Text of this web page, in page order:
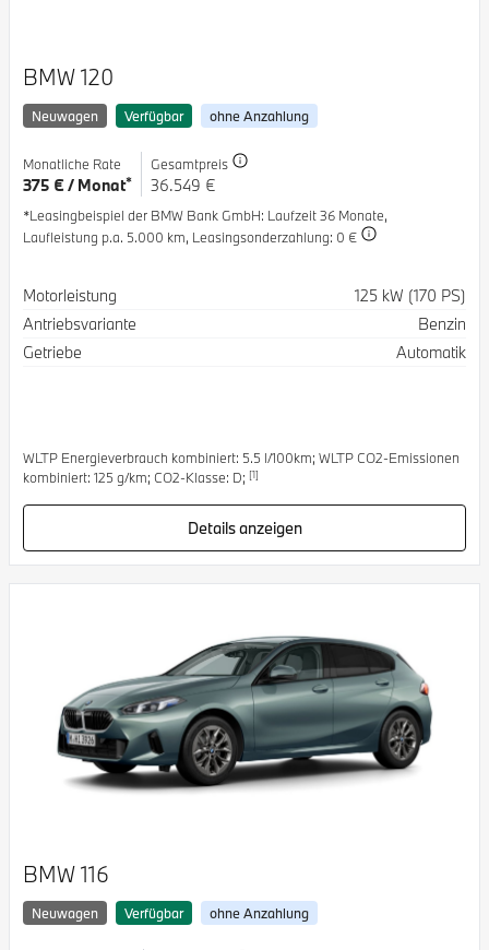
BMW 120
Neuwagen Verfügbar ohne Anzahlung
Monatliche Rate
375 € / Monat*
Gesamtpreis
36.549 €
*Leasingbeispiel der BMW Bank GmbH: Laufzeit 36 Monate,
Laufleistung p.a. 5.000 km, Leasingsonderzahlung: 0 €
Spezifikation
Motorleistung
125 kW (170 PS)
Antriebsvariante
Benzin
Getriebe
Automatik
WLTP Energieverbrauch kombiniert: 5.5 l/100km; WLTP CO2-Emissionen
kombiniert: 125 g/km; CO2-Klasse: D; [1]
Details anzeigen
BMW 116
Neuwagen Verfügbar ohne Anzahlung